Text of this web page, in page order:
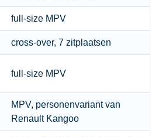
full-size MPV
cross-over, 7 zitplaatsen
full-size MPV
MPV, personenvariant van
Renault Kangoo